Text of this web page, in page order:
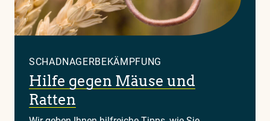
SCHADNAGERBEKÄMPFUNG
Hilfe gegen Mäuse und
Ratten